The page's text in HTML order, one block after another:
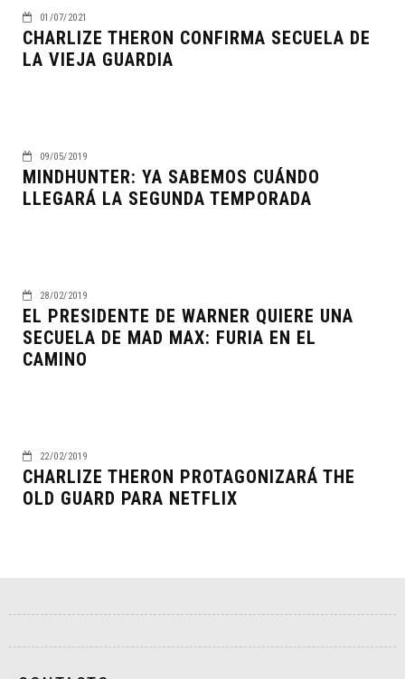
01/07/2021
CHARLIZE THERON CONFIRMA SECUELA DE
LA VIEJA GUARDIA
09/05/2019
MINDHUNTER: YA SABEMOS CUÁNDO
LLEGARÁ LA SEGUNDA TEMPORADA
28/02/2019
EL PRESIDENTE DE WARNER QUIERE UNA
SECUELA DE MAD MAX: FURIA EN EL
CAMINO
22/02/2019
CHARLIZE THERON PROTAGONIZARÁ THE
OLD GUARD PARA NETFLIX